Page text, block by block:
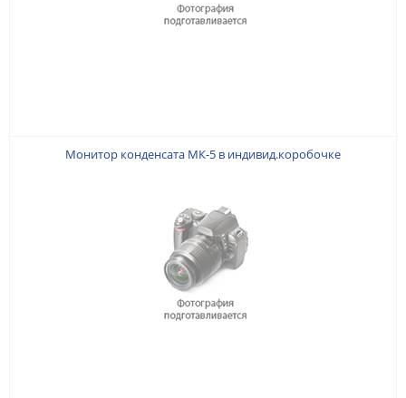
Монитор конденсата МК-5 в индивид.коробочке